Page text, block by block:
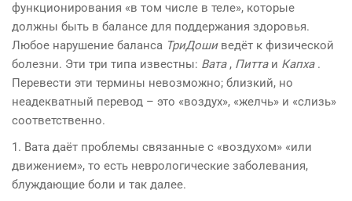
функционирования «в том числе в теле», которые
должны быть в балансе для поддержания здоровья.
Любое нарушение баланса ТриДошиведёт к физической
болезни. Эти три типа известны: Вата, Питтаи Капха.
Перевести эти термины невозможно; близкий, но
неадекватный перевод – это «воздух», «желчь» и «слизь»
соответственно.
1. Вата даёт проблемы связанные с «воздухом» «или
движением», то есть неврологические заболевания,
блуждающие боли и так далее.